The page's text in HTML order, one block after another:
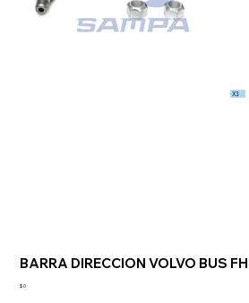
BARRA DIRECCION VOLVO BUS
Precio
$ 0